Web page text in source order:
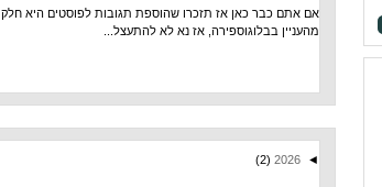
אם אתם כבר כאן אז תזכרו שהוספת תגובות לפוסטים היא חלק
מהעניין בבלוגוספירה, אז נא לא להתעצל...
◄
2026
(2)